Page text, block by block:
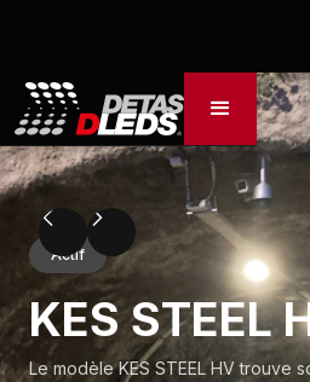
Actif
KES STEEL
Le modèle KES STEEL HV trouve